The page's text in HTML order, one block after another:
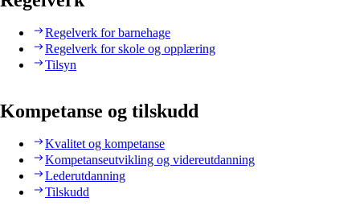
Regelverk for barnehage
Regelverk for skole og opplæring
Tilsyn
Kompetanse og tilskudd
Kvalitet og kompetanse
Kompetanseutvikling og videreutdanning
Lederutdanning
Tilskudd